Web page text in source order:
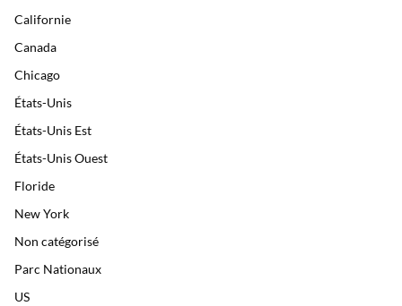
Californie
Canada
Chicago
États-Unis
États-Unis Est
États-Unis Ouest
Floride
New York
Non catégorisé
Parc Nationaux
US